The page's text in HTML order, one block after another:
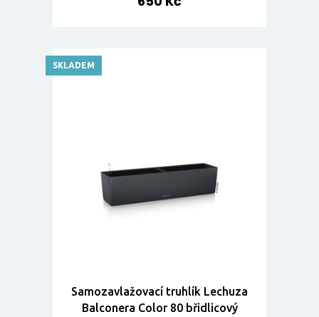
Samozavlažovací truhlík Lechuza
Balconera Color 80 břidlicový
SKLADEM